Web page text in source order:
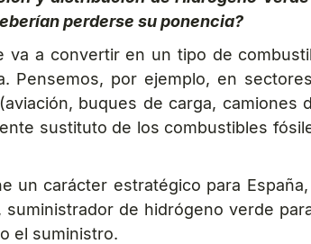
perderse su ponencia?
a convertir en un tipo de
Pensemos, por ejemplo, en
buques de carga,
sustituto de los combustibles
carácter estratégico para
de hidrógeno verde
el suministro.